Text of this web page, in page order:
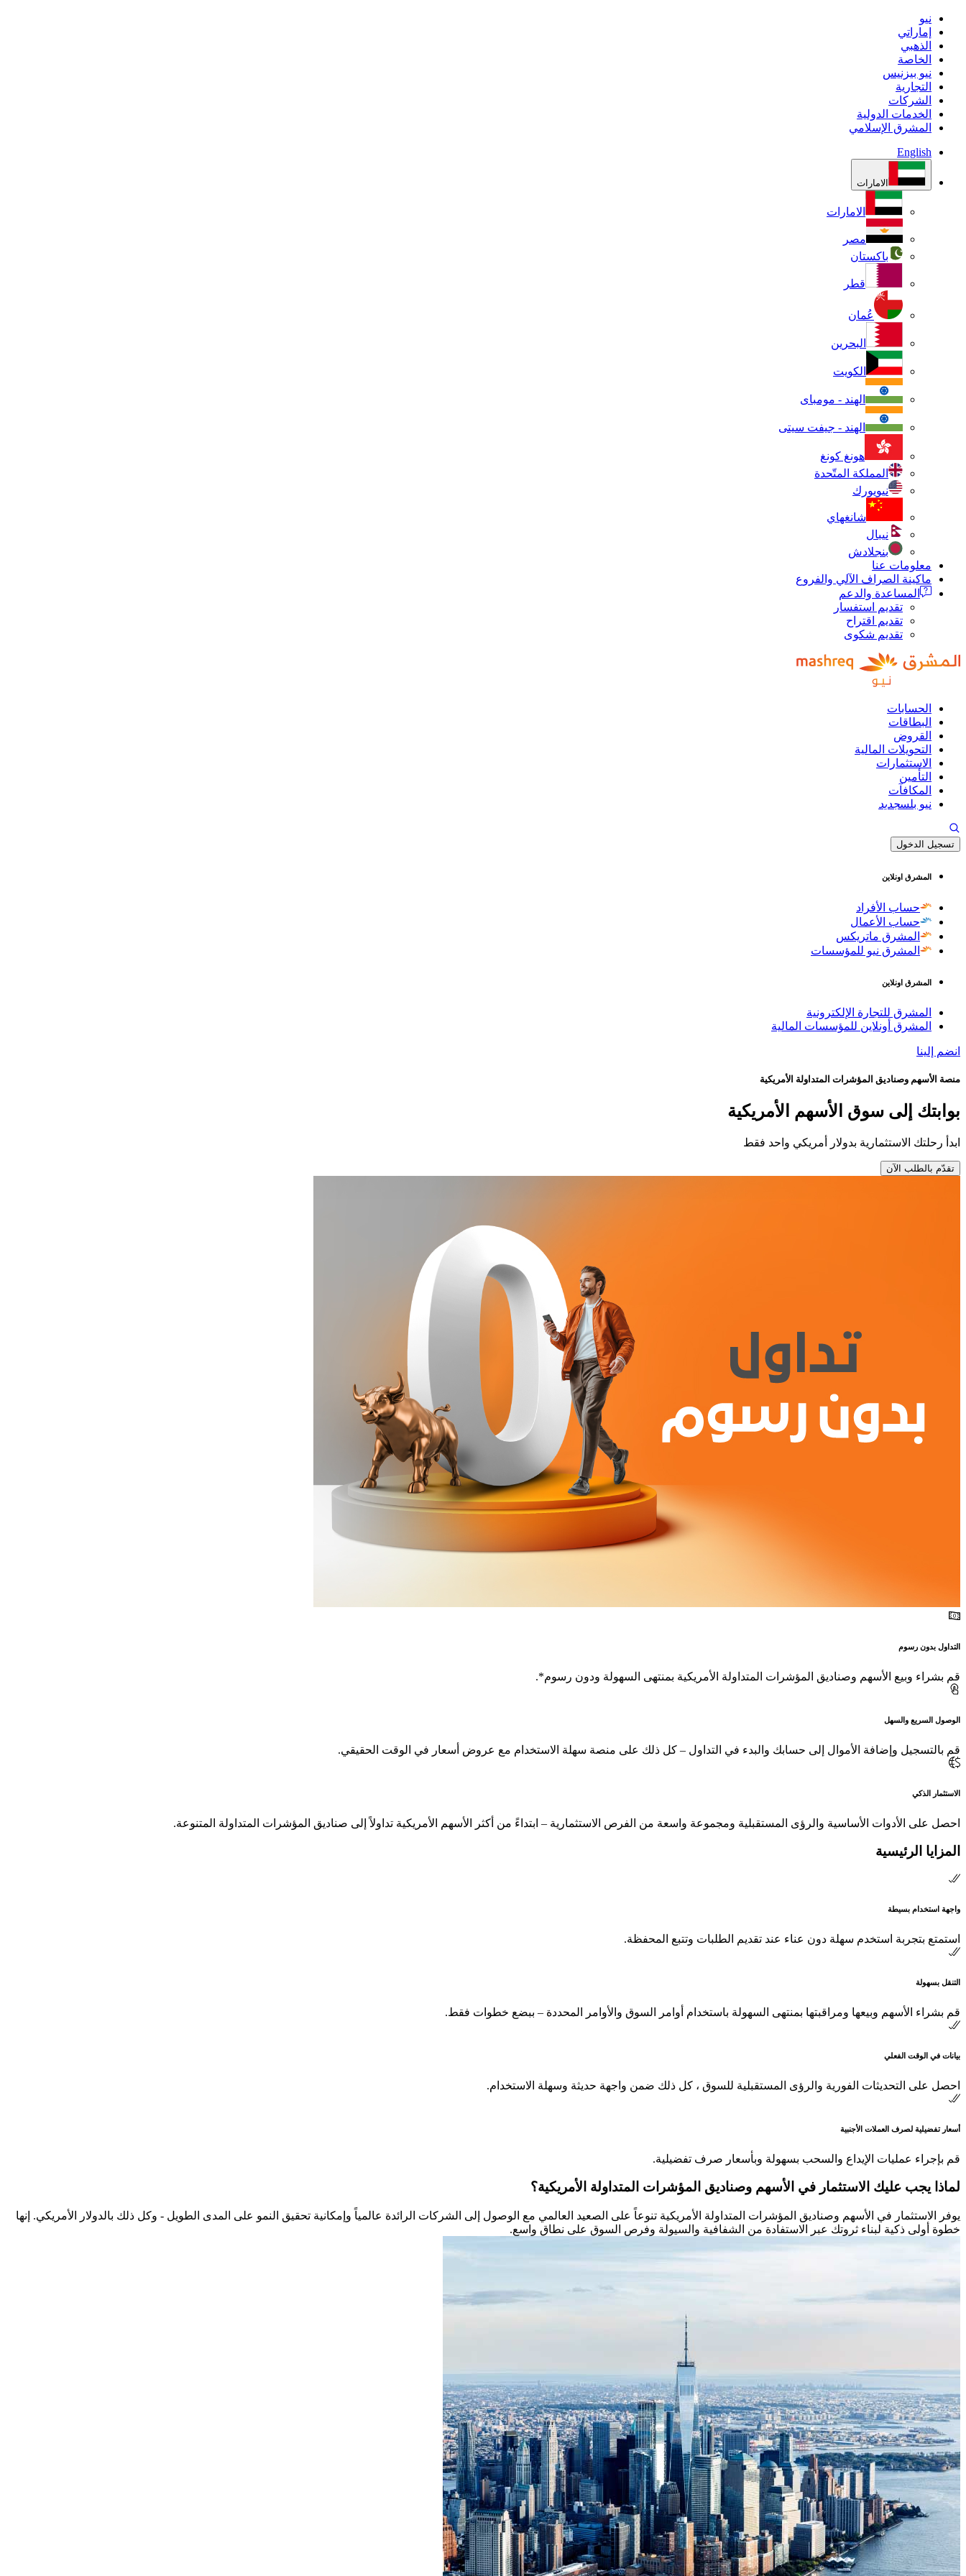
نيو
إماراتي
الذهبي
الخاصة
نيو بيزنيس
التجارية
الشركات
الخدمات الدولية
المشرق الإسلامي
English
الامارات
الامارات
مصر
باكستان
قطر
عُمان
البحرين
الكويت
الهند - مومباى
الهند - جيفت سيتى
هونغ كونغ
المملكة المتّحدة
نيويورك
شانغهاي
نيبال
بنجلادش
معلومات عنا
ماكينة الصراف الآلي والفروع
المساعدة والدعم
تقديم استفسار
تقديم اقتراح
تقديم شكوى
الحسابات
البطاقات
القروض
التحويلات المالية
الاستثمارات
التأمين
المكافآت
نيو بلسجديد
تسجيل الدخول
المشرق اونلاين
حساب الأفراد
حساب الأعمال
المشرق ماتريكس
المشرق نيو للمؤسسات
المشرق اونلاين
المشرق للتجارة الإلكترونية
المشرق أونلاين للمؤسسات المالية
انضم إلينا
منصة الأسهم وصناديق المؤشرات المتداولة الأمريكية
بوابتك إلى سوق الأسهم الأمريكية
ابدأ رحلتك الاستثمارية بدولار أمريكي واحد فقط
تقدّم بالطلب الآن
التداول بدون رسوم
قم بشراء وبيع الأسهم وصناديق المؤشرات المتداولة الأمريكية بمنتهى السهولة ودون رسوم*.
الوصول السريع والسهل
قم بالتسجيل وإضافة الأموال إلى حسابك والبدء في التداول – كل ذلك على منصة سهلة الاستخدام مع عروض أسعار في الوقت الحقيقي.
الاستثمار الذكي
احصل على الأدوات الأساسية والرؤى المستقبلية ومجموعة واسعة من الفرص الاستثمارية – ابتداءً من أكثر الأسهم الأمريكية تداولاً إلى صناديق المؤشرات المتداولة المتنوعة.
المزايا الرئيسية
واجهة استخدام بسيطة
استمتع بتجربة استخدم سهلة دون عناء عند تقديم الطلبات وتتبع المحفظة.
التنقل بسهولة
قم بشراء الأسهم وبيعها ومراقبتها بمنتهى السهولة باستخدام أوامر السوق والأوامر المحددة – ببضع خطوات فقط.
بيانات في الوقت الفعلي
احصل على التحديثات الفورية والرؤى المستقبلية للسوق ، كل ذلك ضمن واجهة حديثة وسهلة الاستخدام.
أسعار تفضيلية لصرف العملات الأجنبية
قم بإجراء عمليات الإيداع والسحب بسهولة وبأسعار صرف تفضيلية.
لماذا يجب عليك الاستثمار في الأسهم وصناديق المؤشرات المتداولة الأمريكية؟
يوفر الاستثمار في الأسهم وصناديق المؤشرات المتداولة الأمريكية تنوعاً على الصعيد العالمي مع الوصول إلى الشركات الرائدة عالمياً وإمكانية تحقيق النمو على المدى الطويل - وكل ذلك بالدولار الأمريكي. إنها
خطوة أولى ذكية لبناء ثروتك عبر الاستفادة من الشفافية والسيولة وفرص السوق على نطاق واسع.